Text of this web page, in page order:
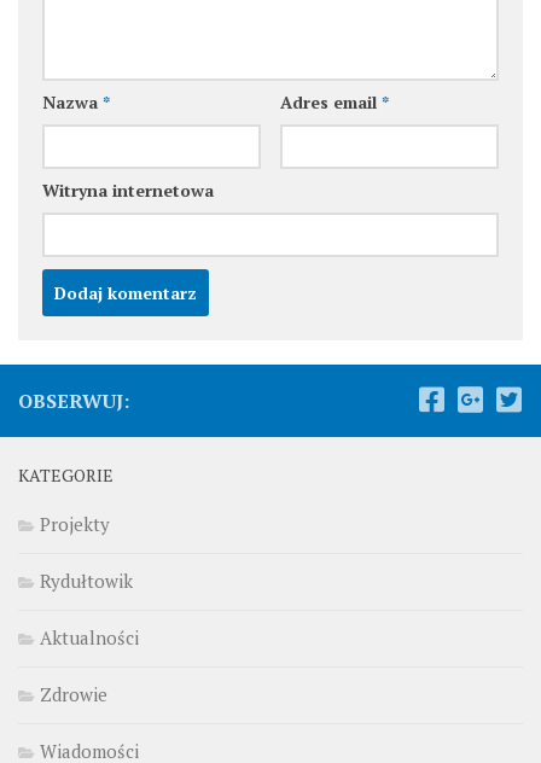
Nazwa * Adres email *
Witryna internetowa
OBSERWUJ:
KATEGORIE
Projekty
Rydułtowik
Aktualności
Zdrowie
Wiadomości